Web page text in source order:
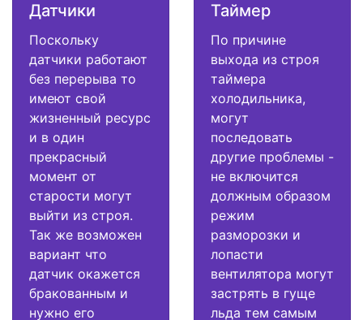
Датчики
Поскольку
датчики работают
без перерыва то
имеют свой
жизненный ресурс
и в один
прекрасный
момент от
старости могут
выйти из строя.
Так же возможен
вариант что
датчик окажется
бракованным и
нужно его
Таймер
По причине
выхода из строя
таймера
холодильника,
могут
последовать
другие проблемы -
не включится
должным образом
режим
разморозки и
лопасти
вентилятора могут
застрять в гуще
льда тем самым